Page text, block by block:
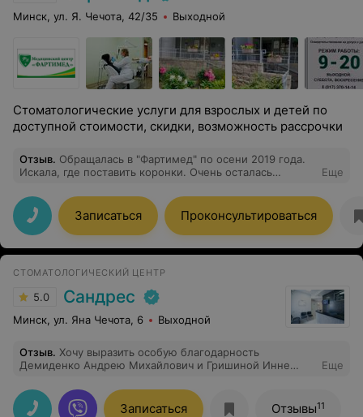
Минск, ул. Я. Чечота, 42/35 Выходной
Стоматологические услуги для взрослых и детей по
доступной стоимости, скидки, возможность рассрочки
Отзыв. Обращалась в "Фартимед" по осени 2019 года.
Искала, где поставить коронки. Очень осталась
Большое спасибо стоматологу-ортопеду Мельниковой
Галине Арнольдовне. Исправляла свою улыбку. Так что
теперь улыбаюсь и не стесняюсь. Всё очень
понравилось. Очень замечательная врач, все сделает
добросовестно и качественно.
Еще
Записаться Проконсультироваться
СТОМАТОЛОГИЧЕСКИЙ ЦЕНТР
5.0 Сандрес
Минск, ул. Яна Чечота, 6 Выходной
Отзыв. Хочу выразить особую благодарность
Демиденко Андрею Михайлович и Гришиной Инне
сделают все, чтобы сохранить наше здоровье!!!
Спасибо
Еще
Записаться Отзывы11